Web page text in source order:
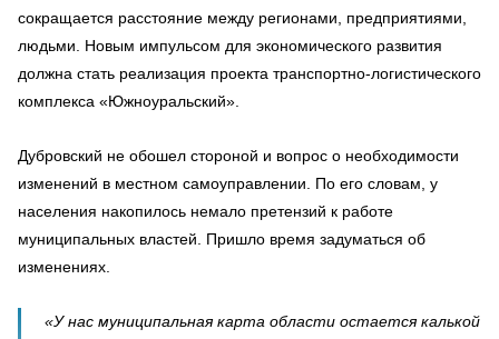
сокращается расстояние между регионами, предприятиями,
людьми. Новым импульсом для экономического развития
должна стать реализация проекта транспортно-логистического
комплекса «Южноуральский».
Дубровский не обошел стороной и вопрос о необходимости
изменений в местном самоуправлении. По его словам, у
населения накопилось немало претензий к работе
муниципальных властей. Пришло время задуматься об
изменениях.
«У нас муниципальная карта области остается калькой